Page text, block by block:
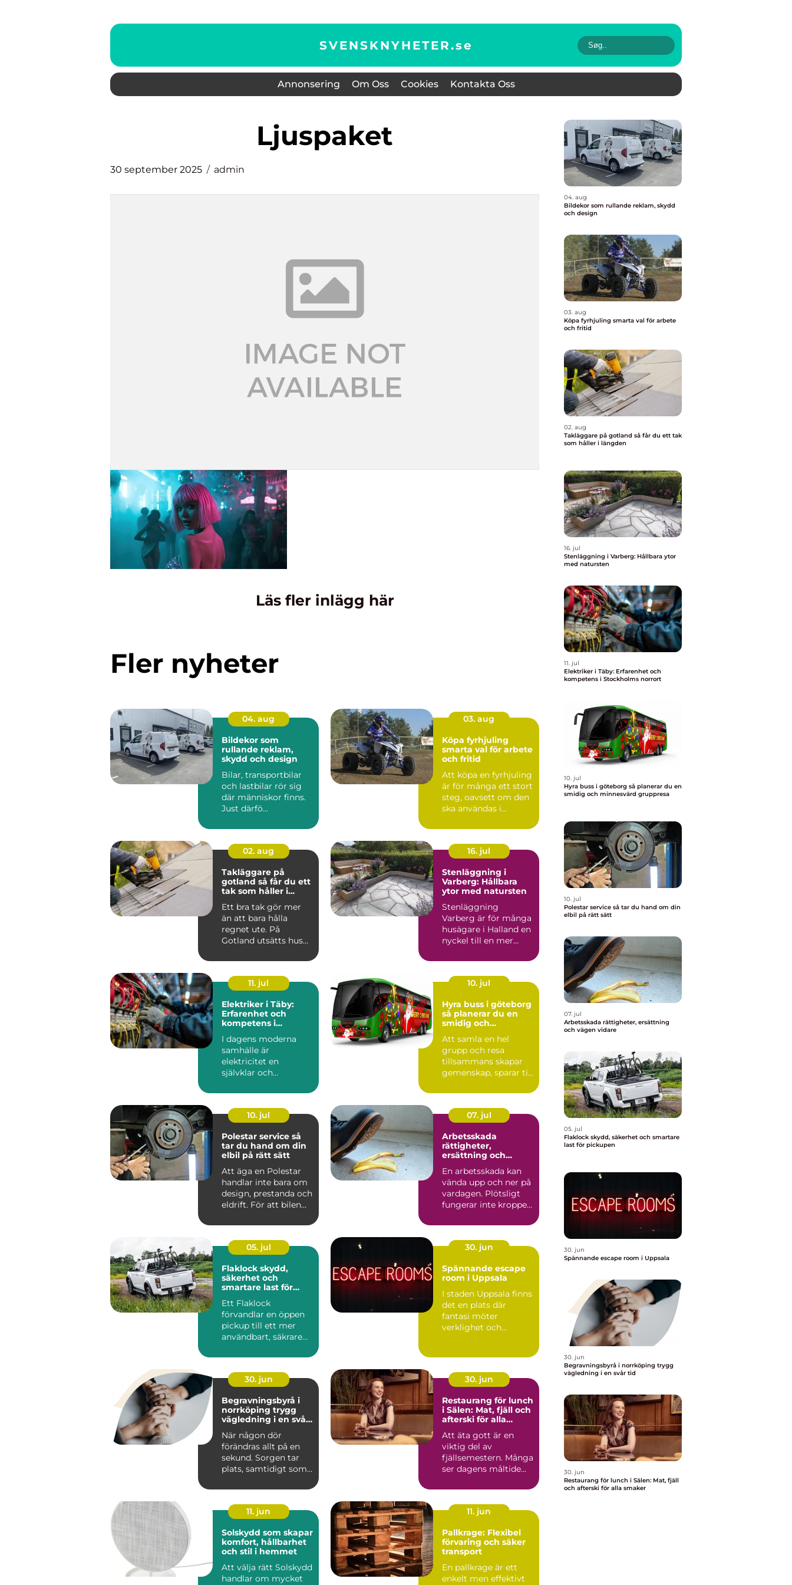
SVENSKNYHETER.se
Annonsering Om Oss Cookies Kontakta Oss
Ljuspaket
30 september 2025 admin
Läs fler inlägg här
Fler nyheter
04. aug
Bildekor som
rullande reklam,
skydd och design
Bilar, transportbilar
och lastbilar rör sig
där människor finns.
Just därfö...
03. aug
Köpa fyrhjuling
smarta val för arbete
och fritid
Att köpa en fyrhjuling
är för många ett stort
steg, oavsett om den
ska användas i
02. aug
Takläggare på
gotland så får du ett
tak som håller i
Ett bra tak gör mer
än att bara hålla
regnet ute. På
Gotland utsätts hus
saltstän...
16. jul
Stenläggning i
Varberg: Hållbara
ytor med natursten
Stenläggning
Varberg är för många
husägare i Halland en
nyckel till en mer...
11. jul
Elektriker i Täby:
Erfarenhet och
kompetens i
I dagens moderna
samhälle är
elektricitet en
självklar och
v&ar...
10. jul
Hyra buss i göteborg
så planerar du en
smidig och
gruppresa
Att samla en hel
grupp och resa
tillsammans skapar
gemenskap, sparar tid
enklare....
10. jul
Polestar service så
tar du hand om din
elbil på rätt sätt
Att äga en Polestar
handlar inte bara om
design, prestanda och
eldrift. För att bilen
07. jul
Arbetsskada
rättigheter,
ersättning och
En arbetsskada kan
vända upp och ner på
vardagen. Plötsligt
fungerar inte kroppen
05. jul
Flaklock skydd,
säkerhet och
smartare last för
Ett Flaklock
förvandlar en öppen
pickup till ett mer
användbart, säkrare
lastutrymme. Gen...
30. jun
Spännande escape
room i Uppsala
I staden Uppsala finns
det en plats där
fantasi möter
verklighet och
30. jun
Begravningsbyrå i
norrköping trygg
vägledning i en svår
När någon dör
förändras allt på en
sekund. Sorgen tar
plats, samtidigt som
kräver s...
30. jun
Restaurang för lunch
i Sälen: Mat, fjäll och
afterski för alla
Att äta gott är en
viktig del av
fjällsemestern. Många
ser dagens måltide...
11. jun
Solskydd som skapar
komfort, hållbarhet
och stil i hemmet
Att välja rätt Solskydd
handlar om mycket
11. jun
Pallkrage: Flexibel
förvaring och säker
transport
En pallkrage är ett
enkelt men effektivt
04. aug
Bildekor som rullande reklam, skydd
och design
03. aug
Köpa fyrhjuling smarta val för arbete
och fritid
02. aug
Takläggare på gotland så får du ett tak
som håller i längden
16. jul
Stenläggning i Varberg: Hållbara ytor
med natursten
11. jul
Elektriker i Täby: Erfarenhet och
kompetens i Stockholms norrort
10. jul
Hyra buss i göteborg så planerar du en
smidig och minnesvärd gruppresa
10. jul
Polestar service så tar du hand om din
elbil på rätt sätt
07. jul
Arbetsskada rättigheter, ersättning
och vägen vidare
05. jul
Flaklock skydd, säkerhet och smartare
last för pickupen
30. jun
Spännande escape room i Uppsala
30. jun
Begravningsbyrå i norrköping trygg
vägledning i en svår tid
30. jun
Restaurang för lunch i Sälen: Mat, fjäll
och afterski för alla smaker